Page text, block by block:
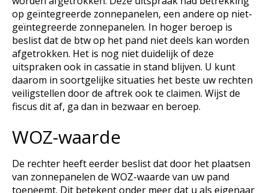
op geïntegreerde zonnepanelen, een andere op niet-
geïntegreerde zonnepanelen. In hoger beroep is
beslist dat de btw op het pand niet deels kan worden
afgetrokken. Het is nog niet duidelijk of deze
uitspraken ook in cassatie in stand blijven. U kunt
daarom in soortgelijke situaties het beste uw rechten
veiligstellen door de aftrek ook te claimen. Wijst de
fiscus dit af, ga dan in bezwaar en beroep.
WOZ-waarde
De rechter heeft eerder beslist dat door het plaatsen
van zonnepanelen de WOZ-waarde van uw pand
toeneemt. Dit betekent onder meer dat u als eigenaar